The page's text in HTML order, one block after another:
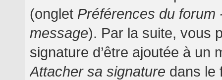
(onglet Préférences du
message). Par la suite, vous
signature d’être ajoutée à un
Attacher sa signature dans le